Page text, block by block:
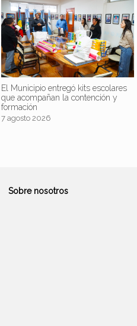
El Municipio entregó kits escolares
que acompañan la contención y
formación
7 agosto 2026
Sobre nosotros